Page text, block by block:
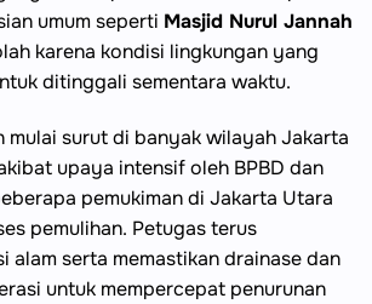
umum seperti Masjid Nurul Jannah
karena kondisi lingkungan yang
ditinggali sementara waktu.
mulai surut di banyak wilayah Jakarta
upaya intensif oleh BPBD dan
pemukiman di Jakarta Utara
pemulihan. Petugas terus
alam serta memastikan drainase dan
untuk mempercepat penurunan